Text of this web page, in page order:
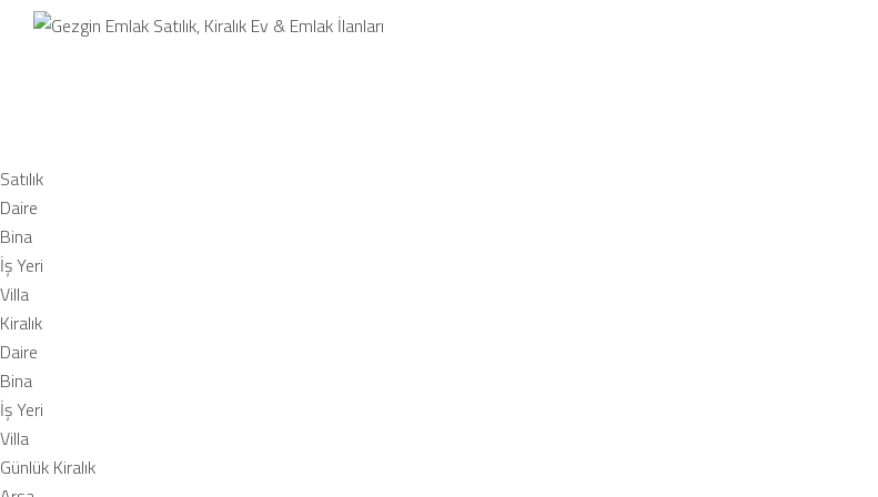
Satılık
Daire
Bina
İş Yeri
Villa
Kiralık
Daire
Bina
İş Yeri
Villa
Günlük Kiralık